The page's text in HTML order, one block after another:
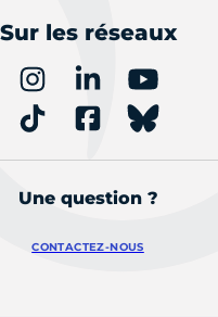
Sur les réseaux
Une question ?
CONTACTEZ-NOUS